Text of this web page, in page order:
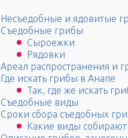
Несъедобные и ядовитые
Съедобные грибы
Сыроежки
Рядовки
Ареал распространения и
Где искать грибы в Анапе
Так, где же искать
Съедобные виды
Сроки сбора съедобных
Какие виды собирают